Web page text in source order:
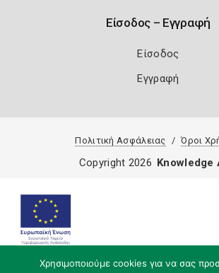
Είσοδος – Εγγραφή
Είσοδος
Εγγραφή
Πολιτική Ασφάλειας Όροι
Χρησιμοποιούμε cookies για να σας
Copyright 2026 Knowledge